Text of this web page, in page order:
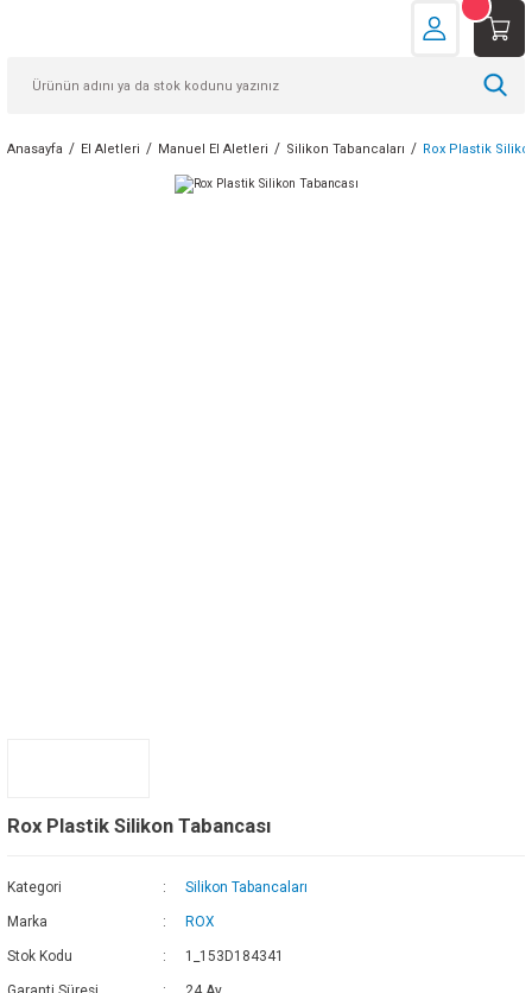
Anasayfa El Aletleri Manuel El Aletleri Silikon Tabancaları Rox Plastik
Rox Plastik Silikon Tabancası
Kategori Silikon Tabancaları
Marka ROX
Stok Kodu 1_153D184341